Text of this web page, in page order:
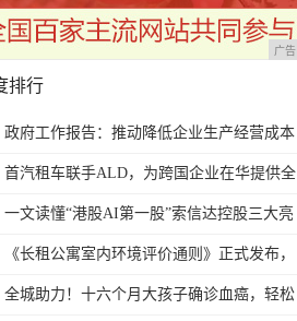
广告
排行
政府工作报告：推动降低企业生产经营成本
鼓励各类业主减免或缓收房租
首汽租车联手ALD，为跨国企业在华提供全
方位汽车租赁解决方案
一文读懂“港股AI第一股”索信达控股三大亮
点
《长租公寓室内环境评价通则》正式发布，
自如有望达到优秀评级
全城助力！十六个月大孩子确诊血癌，轻松